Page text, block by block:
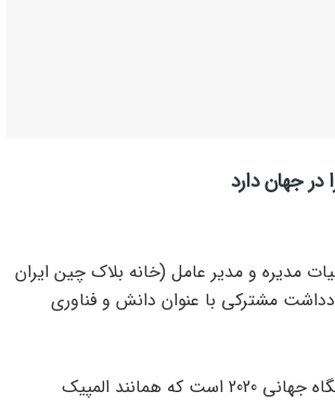
در جهان دارد
مدیره و مدیر عامل (خانه بلاک چین ایران
مشترکی با عنوان دانش و فناوری
به گزارش پایگاه خبری عرفان نیوز – اکسپوی 2020، نمایشگاه جهانی 2020 است که همانند المپیک